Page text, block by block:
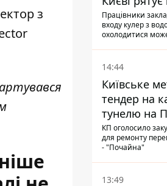
з
спеки
Працівники
входу кулер з
охолодитися
14:44
Київське
тендер на
тунелю на
триватиме
КП оголосило
для ремонту
- "Почайна"
13:49